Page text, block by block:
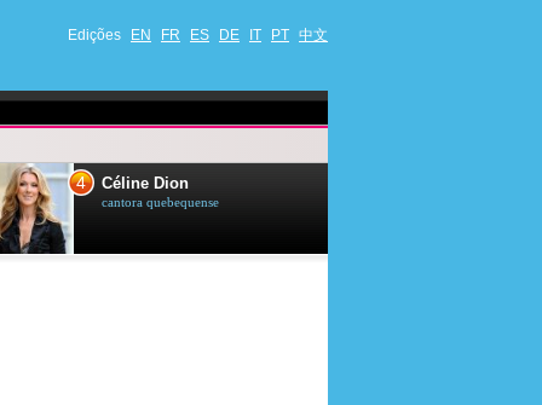
Edições EN FR ES DE IT PT 中文
4 Céline Dion
cantora quebequense